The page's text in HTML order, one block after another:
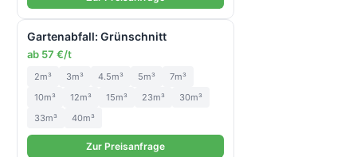
Gartenabfall: Grünschnitt
ab 57 €/t
2m³ 3m³ 4.5m³ 5m³
7m³
10m³
12m³ 15m³ 23m³
30m³
33m³
40m³
Zur Preisanfrage